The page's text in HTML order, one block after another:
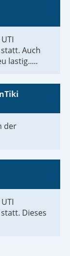
Auch
lastig.....
der
Dieses